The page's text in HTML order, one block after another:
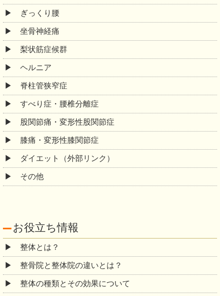
ぎっくり腰
坐骨神経痛
梨状筋症候群
ヘルニア
脊柱管狭窄症
すべり症・腰椎分離症
股関節痛・変形性股関節症
膝痛・変形性膝関節症
ダイエット（外部リンク）
その他
お役立ち情報
整体とは？
整骨院と整体院の違いとは？
整体の種類とその効果について